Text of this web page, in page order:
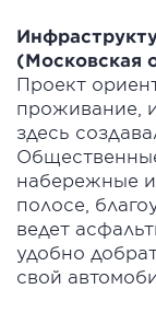
(Московская
Проект
проживание,
здесь
набережные
полосе,
ведет
удобно
свой